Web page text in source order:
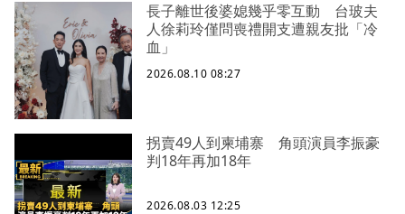
長子離世後婆媳幾乎零互動 台玻夫
人徐莉玲僅問喪禮開支遭親友批「冷
血」
2026.08.10 08:27
拐賣49人到柬埔寨 角頭演員李振豪
判18年再加18年
2026.08.03 12:25